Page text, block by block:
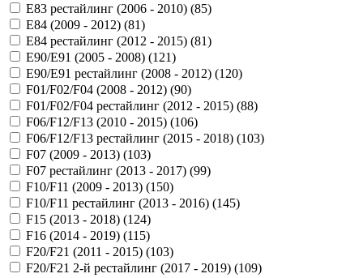
E83 рестайлинг (2006 - 2010) (85)
E84 (2009 - 2012) (81)
E84 рестайлинг (2012 - 2015) (81)
E90/E91 (2005 - 2008) (121)
E90/E91 рестайлинг (2008 - 2012) (120)
F01/F02/F04 (2008 - 2012) (90)
F01/F02/F04 рестайлинг (2012 - 2015) (88)
F06/F12/F13 (2010 - 2015) (106)
F06/F12/F13 рестайлинг (2015 - 2018) (103)
F07 (2009 - 2013) (103)
F07 рестайлинг (2013 - 2017) (99)
F10/F11 (2009 - 2013) (150)
F10/F11 рестайлинг (2013 - 2016) (145)
F15 (2013 - 2018) (124)
F16 (2014 - 2019) (115)
F20/F21 (2011 - 2015) (103)
F20/F21 2-й рестайлинг (2017 - 2019) (109)